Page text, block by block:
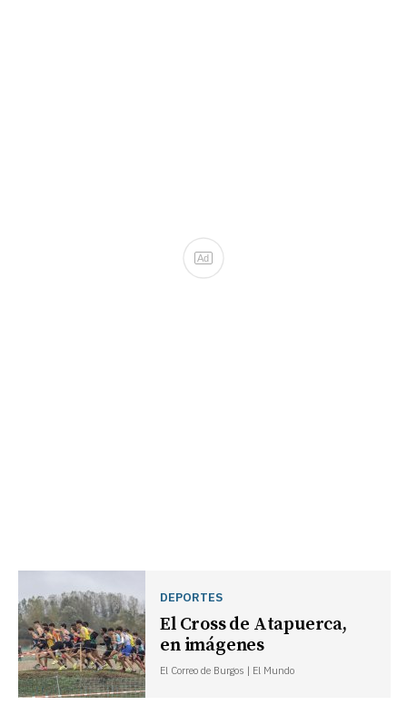
Ad
DEPORTES
El Cross de Atapuerca,
en imágenes
El Correo de Burgos | El Mundo